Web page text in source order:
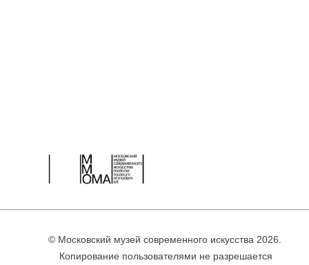
© Московский музей современного искусства 2026.
Копирование пользователями не разрешается